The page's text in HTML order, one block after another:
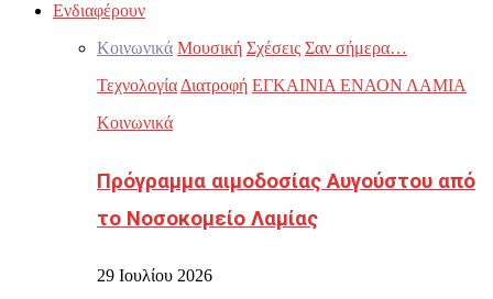
Ενδιαφέρουν
Κοινωνικά Μουσική Σχέσεις Σαν σήμερα…
Τεχνολογία Διατροφή ΕΓΚΑΙΝΙΑ ΕΝΑΟΝ ΛΑΜΙΑ
Κοινωνικά
Πρόγραμμα αιμοδοσίας Αυγούστου από
το Νοσοκομείο Λαμίας
29 Ιουλίου 2026